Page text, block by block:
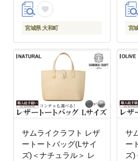
ッション 小物 Samurai
Craft【株式会社Stand
Field】ta282-brown
宮城県 大和町
ァ
社
宮
サムライクラフト レザ
ートートバッグ(Lサイ
ズ)＜ナチュラル＞ レ
サ
ー
ズ)